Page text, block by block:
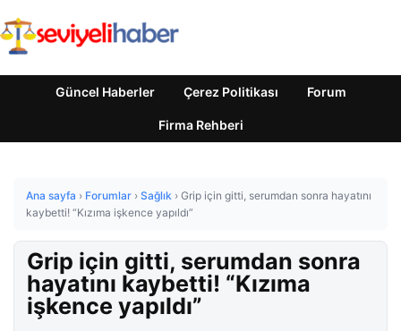
Güncel Haberler Çerez Politikası Forum
Firma Rehberi
Ana sayfa › Forumlar › Sağlık › Grip için gitti, serumdan sonra hayatını
kaybetti! “Kızıma işkence yapıldı”
Grip için gitti, serumdan sonra
hayatını kaybetti! “Kızıma
işkence yapıldı”